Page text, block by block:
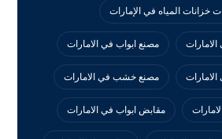
خزانات المياه في الإمارات
مصنع ابواب في الامارات
مصنع خشب في الامارات
مقابض ابواب في الامارات